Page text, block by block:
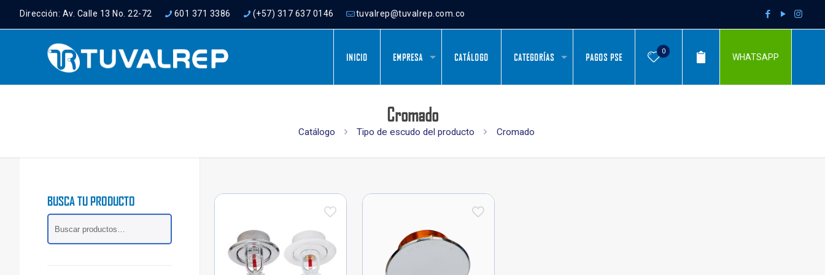
Dirección: Av. Calle 13 No. 22-72 601 371 3386 (+57) 317 637 0146 tuvalrep@tuvalrep.com.co
INICIO EMPRESA CATÁLOGO CATEGORÍAS PAGOS PSE
0
WHATSAPP
Cromado
Catálogo Tipo de escudo del producto Cromado
BUSCA TU PRODUCTO